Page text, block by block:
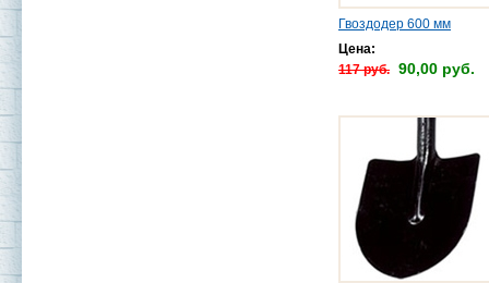
Гвоздодер 600 мм
Цена:
117 руб. 90,00 руб.